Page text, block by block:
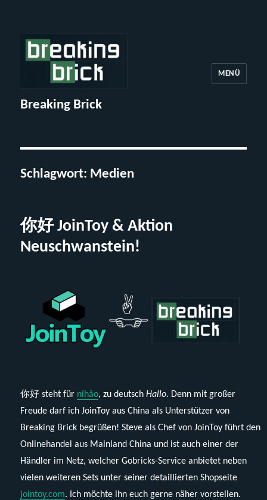
Breaking Brick
MENÜ
Schlagwort: Medien
你好 JoinToy & Aktion
Neuschwanstein!
你好 steht für nǐhǎo, zu deutschHallo. Denn mit großer
Freude darf ich JoinToy aus China als Unterstützer von
Breaking Brick begrüßen! Steve als Chef von JoinToy führt den
Onlinehandel aus Mainland China und ist auch einer der
Händler im Netz, welcher Gobricks-Service anbietet neben
vielen weiteren Sets unter seiner detaillierten Shopseite
jointoy.com. Ich möchte ihn euch gerne näher vorstellen.